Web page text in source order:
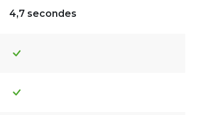
4,7 secondes